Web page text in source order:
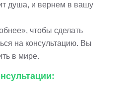
душа, и вернем в вашу
чтобы сделать
на консультацию. Вы
в мире.